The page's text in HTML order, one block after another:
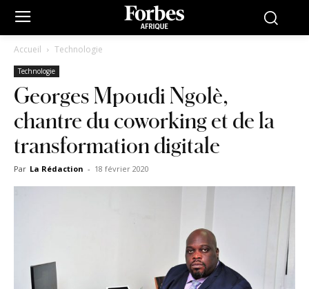
Accueil Technologie
Technologie
Georges Mpoudi Ngolè,
chantre du coworking et de la
transformation digitale
Par La Rédaction - 18 février 2020